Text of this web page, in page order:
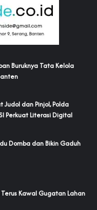
Buruknya Tata Kelola
Judol dan Pinjol, Polda
Perkuat Literasi Digital
Domba dan Bikin Gaduh
Kawal Gugatan Lahan